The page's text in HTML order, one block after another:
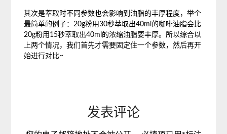
其次是萃取时不同参数也会影响到油脂的丰厚程度，举个
最简单的例子：20g粉用30秒萃取出40ml的咖啡油脂会比
20g粉用15秒萃取出40ml的浓缩油脂要丰厚。所以综合以
上两个情况，我们首先才需要固定住一个参数，然后再开
始进行对比~
发表评论